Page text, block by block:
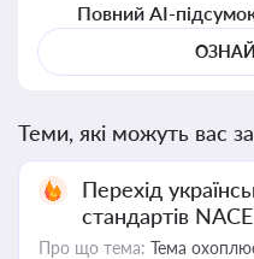
Повний AI-
Теми, які можуть вас
Перехід
стандартів NACE
Про що тема: Тема